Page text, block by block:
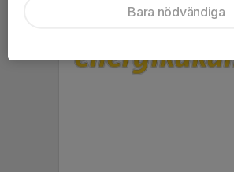
Bara nödvändiga